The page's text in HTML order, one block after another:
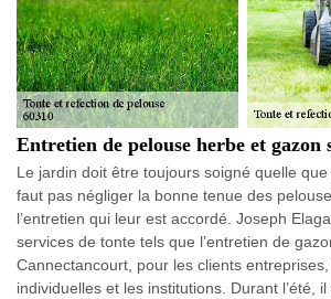
Entretien de pelouse herbe et gazon
Le jardin doit être toujours soigné quelle
faut pas négliger la bonne tenue des
l’entretien qui leur est accordé. Joseph
services de tonte tels que l’entretien de
Cannectancourt, pour les clients
individuelles et les institutions. Durant l’été,